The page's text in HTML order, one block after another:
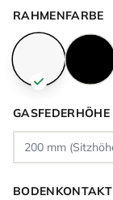
RAHMENFARBE
GASFEDERHÖHE
BODENKONTAKT